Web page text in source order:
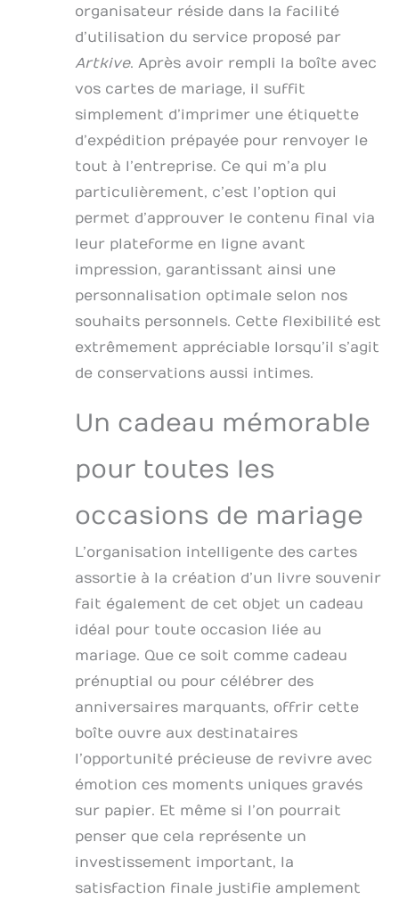
organisateur réside dans la facilité
d’utilisation du service proposé par
Artkive. Après avoir rempli la boîte avec
vos cartes de mariage, il suffit
simplement d’imprimer une étiquette
d’expédition prépayée pour renvoyer le
tout à l’entreprise. Ce qui m’a plu
particulièrement, c’est l’option qui
permet d’approuver le contenu final via
leur plateforme en ligne avant
impression, garantissant ainsi une
personnalisation optimale selon nos
souhaits personnels. Cette flexibilité est
extrêmement appréciable lorsqu’il s’agit
de conservations aussi intimes.
Un cadeau mémorable
pour toutes les
occasions de mariage
L’organisation intelligente des cartes
assortie à la création d’un livre souvenir
fait également de cet objet un cadeau
idéal pour toute occasion liée au
mariage. Que ce soit comme cadeau
prénuptial ou pour célébrer des
anniversaires marquants, offrir cette
boîte ouvre aux destinataires
l’opportunité précieuse de revivre avec
émotion ces moments uniques gravés
sur papier. Et même si l’on pourrait
penser que cela représente un
investissement important, la
satisfaction finale justifie amplement